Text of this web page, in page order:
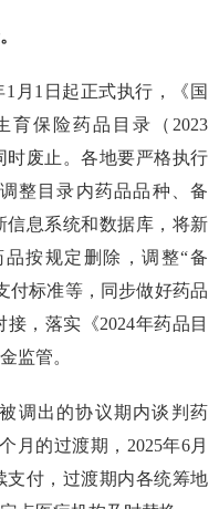
1月1日起正式执行，《国
育保险药品目录（2023
时废止。各地要严格执行
整目录内药品品种、备
息系统和数据库，将新
按规定删除，调整“备
付标准等，同步做好药品
，落实《2024年药品目
监管。
调出的协议期内谈判药
月的过渡期，2025年6月
支付，过渡期内各统筹地